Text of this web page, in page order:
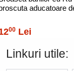
aducatoare
00 Lei
Linkuri utile: